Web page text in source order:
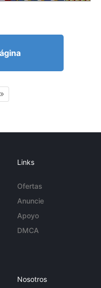
Links
Ofertas
Anuncie
Apoyo
DMCA
Nosotros